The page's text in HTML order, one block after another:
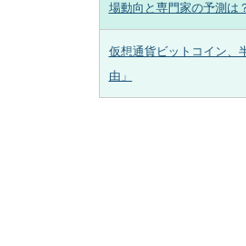
場動向と専門家の予測は
仮想通貨ビットコイン、
由」